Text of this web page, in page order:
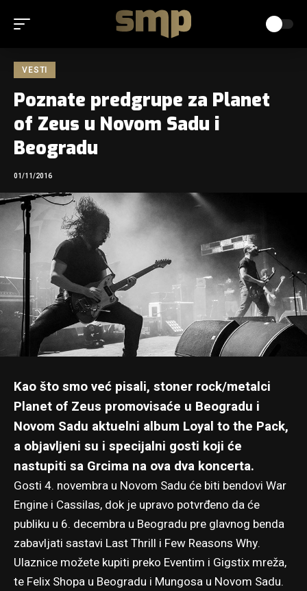
VESTI
Poznate predgrupe za Planet
of Zeus u Novom Sadu i
Beogradu
01/11/2016
Kao što smo već pisali, stoner rock/metalci
Planet of Zeus promovisaće u Beogradu i
Novom Sadu aktuelni album Loyal to the Pack,
a objavljeni su i specijalni gosti koji će
nastupiti sa Grcima na ova dva koncerta.
Gosti 4. novembra u Novom Sadu će biti bendovi War
Engine i Cassilas, dok je upravo potvrđeno da će
publiku u 6. decembra u Beogradu pre glavnog benda
zabavljati sastavi Last Thrill i Few Reasons Why.
Ulaznice možete kupiti preko Eventim i Gigstix mreža,
te Felix Shopa u Beogradu i Mungosa u Novom Sadu.